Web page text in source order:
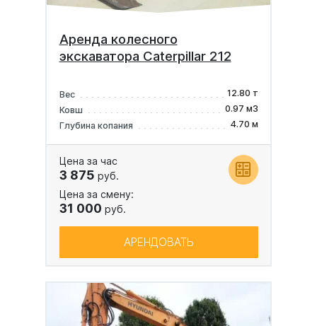
Аренда колесного
экскаватора Caterpillar 212
Вес
12.80 т
Ковш
0.97 м3
Глубина копания
4.70 м
Цена за час
3 875 руб.
Цена за смену:
31 000 руб.
АРЕНДОВАТЬ